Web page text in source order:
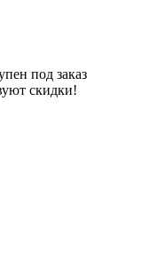
под заказ
скидки!